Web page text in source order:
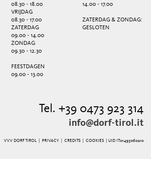
08.30 - 18.00
VRIJDAG
08.30 - 17.00
ZATERDAG
09.00 - 14.00
ZONDAG
09.30 - 12.30
FEESTDAGEN
09.00 - 13.00
14.00 - 17.00
ZATERDAG & ZONDAG:
GESLOTEN
Tel. +39 0473 923 314
info@dorf-tirol.it
VVV DORF TIROL | PRIVACY| CREDITS| COOKIES | UID IT01495060210